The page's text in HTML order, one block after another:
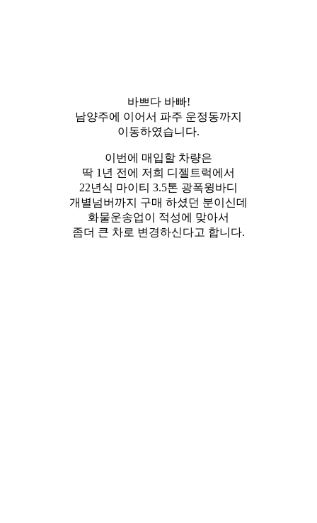
바쁘다 바빠!
남양주에 이어서 파주 운정동까지
이동하였습니다.
이번에 매입할 차량은
딱 1년 전에 저희 디젤트럭에서
22년식 마이티 3.5톤 광폭윙바디
개별넘버까지 구매 하셨던 분이신데
화물운송업이 적성에 맞아서
좀더 큰 차로 변경하신다고 합니다.